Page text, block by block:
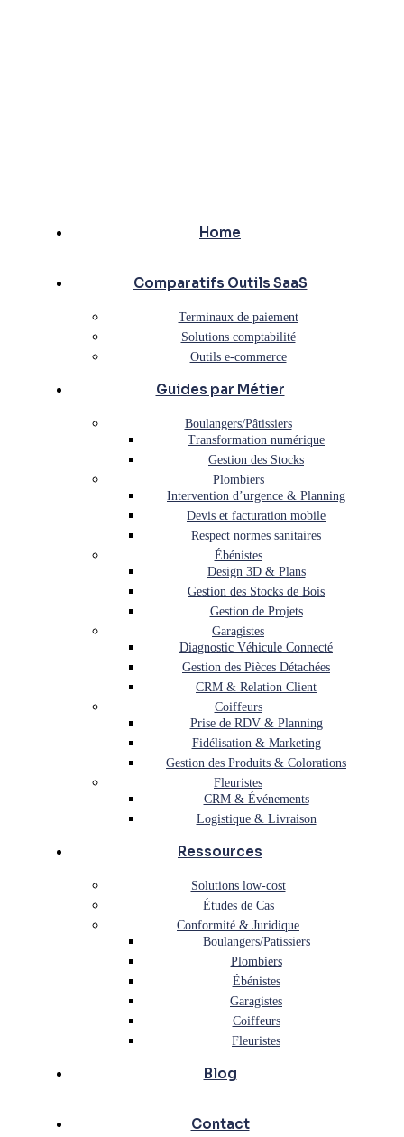
Home
Comparatifs Outils SaaS
Terminaux de paiement
Solutions comptabilité
Outils e-commerce
Guides par Métier
Boulangers/Pâtissiers
Transformation numérique
Gestion des Stocks
Plombiers
Intervention d’urgence & Planning
Devis et facturation mobile
Respect normes sanitaires
Ébénistes
Design 3D & Plans
Gestion des Stocks de Bois
Gestion de Projets
Garagistes
Diagnostic Véhicule Connecté
Gestion des Pièces Détachées
CRM & Relation Client
Coiffeurs
Prise de RDV & Planning
Fidélisation & Marketing
Gestion des Produits & Colorations
Fleuristes
CRM & Événements
Logistique & Livraison
Ressources
Solutions low-cost
Études de Cas
Conformité & Juridique
Boulangers/Patissiers
Plombiers
Ébénistes
Garagistes
Coiffeurs
Fleuristes
Blog
Contact